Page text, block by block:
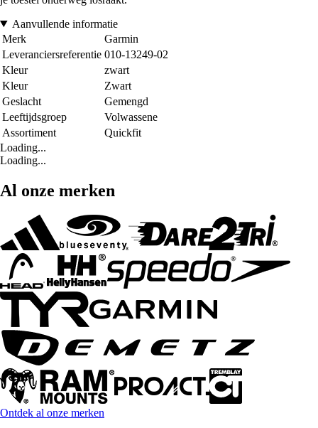
Aanvullende informatie
Merk
Garmin
Leveranciersreferentie 010-13249-02
Kleur
zwart
Kleur
Zwart
Geslacht
Gemengd
Leeftijdsgroep
Volwassene
Assortiment
Quickfit
Loading...
Loading...
Al onze merken
Ontdek al onze merken